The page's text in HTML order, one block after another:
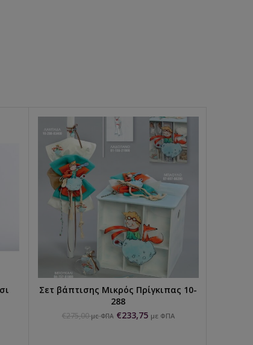
ΕΠΙΛΟΓΉ...
Σετ βάπτισης Μικρός Πρίγκιπας 10-
288
€275,00 με ΦΠΑ €233,75 με ΦΠΑ